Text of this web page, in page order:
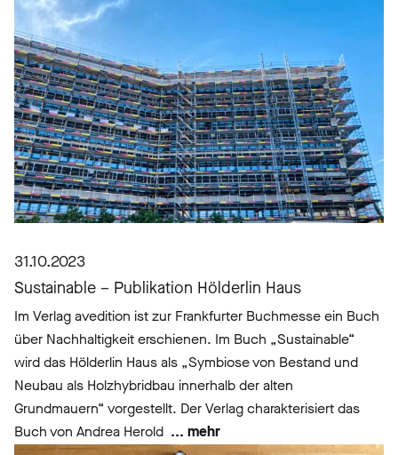
31.10.2023
Sustainable – Publikation Hölderlin Haus
Im Verlag avedition ist zur Frankfurter Buchmesse ein Buch
über Nachhaltigkeit erschienen. Im Buch „Sustainable“
wird das Hölderlin Haus als „Symbiose von Bestand und
Neubau als Holzhybridbau innerhalb der alten
Grundmauern“ vorgestellt. Der Verlag charakterisiert das
Buch von Andrea Herold ... mehr